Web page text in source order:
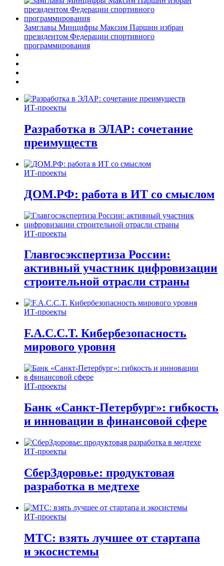
Замглавы Минцифры Максим Паршин избран
президентом Федерации спортивного
программирования
ИТ-проекты
Разработка в ЭЛАР: сочетание
преимуществ
ИТ-проекты
ДОМ.РФ: работа в ИТ со смыслом
ИТ-проекты
Главгосэкспертиза России:
активный участник цифровизации
строительной отрасли страны
ИТ-проекты
F.A.C.C.T. Кибербезопасность
мирового уровня
ИТ-проекты
Банк «Санкт-Петербург»: гибкость
и инновации в финансовой сфере
ИТ-проекты
СберЗдоровье: продуктовая
разработка в медтехе
ИТ-проекты
МТС: взять лучшее от стартапа
и экосистемы